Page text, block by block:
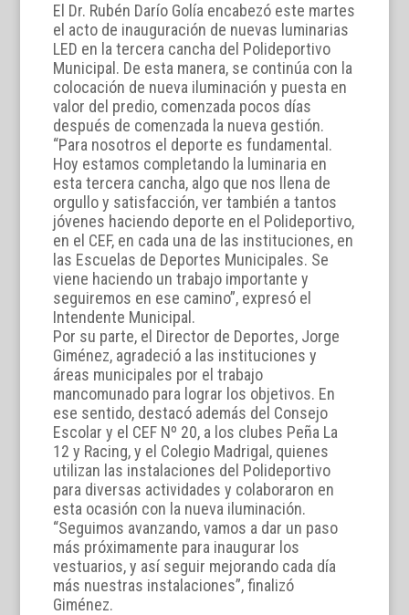
El Dr. Rubén Darío Golía encabezó este martes
el acto de inauguración de nuevas luminarias
LED en la tercera cancha del Polideportivo
Municipal. De esta manera, se continúa con la
colocación de nueva iluminación y puesta en
valor del predio, comenzada pocos días
después de comenzada la nueva gestión.
“Para nosotros el deporte es fundamental.
Hoy estamos completando la luminaria en
esta tercera cancha, algo que nos llena de
orgullo y satisfacción, ver también a tantos
jóvenes haciendo deporte en el Polideportivo,
en el CEF, en cada una de las instituciones, en
las Escuelas de Deportes Municipales. Se
viene haciendo un trabajo importante y
seguiremos en ese camino”, expresó el
Intendente Municipal.
Por su parte, el Director de Deportes, Jorge
Giménez, agradeció a las instituciones y
áreas municipales por el trabajo
mancomunado para lograr los objetivos. En
ese sentido, destacó además del Consejo
Escolar y el CEF Nº 20, a los clubes Peña La
12 y Racing, y el Colegio Madrigal, quienes
utilizan las instalaciones del Polideportivo
para diversas actividades y colaboraron en
esta ocasión con la nueva iluminación.
“Seguimos avanzando, vamos a dar un paso
más próximamente para inaugurar los
vestuarios, y así seguir mejorando cada día
más nuestras instalaciones”, finalizó
Giménez.